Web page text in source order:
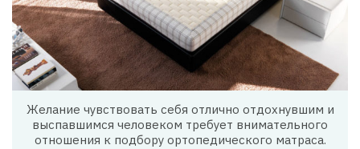
Желание чувствовать себя отлично отдохнувшим и
выспавшимся человеком требует внимательного
отношения к подбору ортопедического матраса.